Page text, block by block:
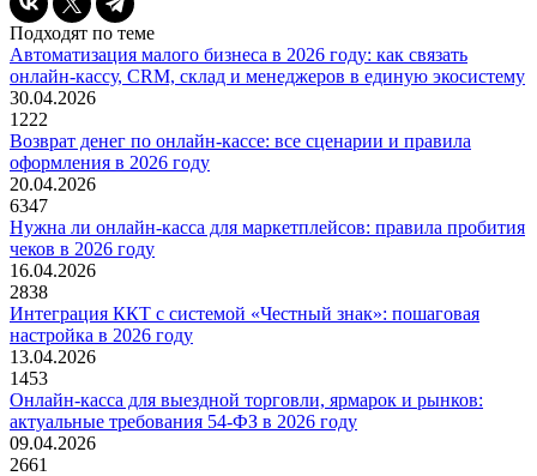
Подходят по теме
Автоматизация малого бизнеса в 2026 году: как связать
онлайн-кассу, CRM, склад и менеджеров в единую экосистему
30.04.2026
1222
Возврат денег по онлайн-кассе: все сценарии и правила
оформления в 2026 году
20.04.2026
6347
Нужна ли онлайн-касса для маркетплейсов: правила пробития
чеков в 2026 году
16.04.2026
2838
Интеграция ККТ с системой «Честный знак»: пошаговая
настройка в 2026 году
13.04.2026
1453
Онлайн-касса для выездной торговли, ярмарок и рынков:
актуальные требования 54-ФЗ в 2026 году
09.04.2026
2661